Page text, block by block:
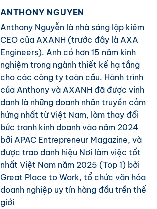
ANTHONY NGUYEN
Anthony Nguyễn là nhà sáng lập kiêm
CEO của AXANH (trước đây là AXA
Engineers). Anh có hơn 15 năm kinh
nghiệm trong ngành thiết kế hạ tầng
cho các công ty toàn cầu. Hành trình
của Anthony và AXANH đã được vinh
danh là những doanh nhân truyền cảm
hứng nhất từ Việt Nam, làm thay đổi
bức tranh kinh doanh vào năm 2024
bởi APAC Entrepreneur Magazine, và
được trao danh hiệu Nơi làm việc tốt
nhất Việt Nam năm 2025 (Top 1) bởi
Great Place to Work, tổ chức văn hóa
doanh nghiệp uy tín hàng đầu trền thế
giới